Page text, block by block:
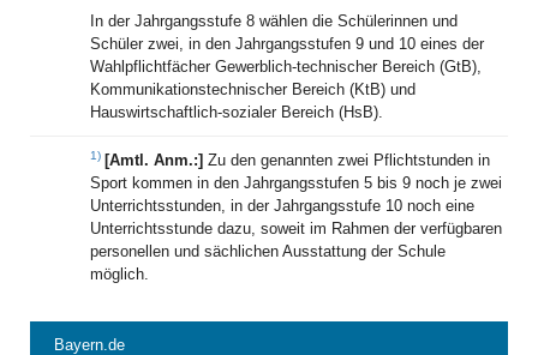
In der Jahrgangsstufe 8 wählen die Schülerinnen und
Schüler zwei, in den Jahrgangsstufen 9 und 10 eines der
Wahlpflichtfächer Gewerblich-technischer Bereich (GtB),
Kommunikationstechnischer Bereich (KtB) und
Hauswirtschaftlich-sozialer Bereich (HsB).
1) [Amtl. Anm.:] Zu den genannten zwei Pflichtstunden in
Sport kommen in den Jahrgangsstufen 5 bis 9 noch je zwei
Unterrichtsstunden, in der Jahrgangsstufe 10 noch eine
Unterrichtsstunde dazu, soweit im Rahmen der verfügbaren
personellen und sächlichen Ausstattung der Schule
möglich.
Bayern.de